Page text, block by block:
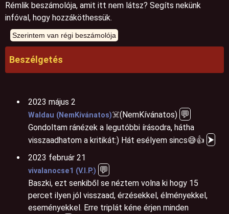
Rémlik beszámolója, amit itt nem látsz? Segíts nekünk
infóval, hogy hozzáköthessük.
Beszélgetés
2023 május 2
Waldau (NemKívánatos)☠️(NemKívánatos) 💬
Gondoltam ránézek a legutóbbi írásodra, hátha
visszaadhatom a kritikát:) Hát esélyem sincs😅👍 ⮞
2023 február 21
vivalanocse1 (V.I.P.) 💬
Baszki, ezt senkiből se néztem volna ki hogy 15
percet ilyen jól visszaad, érzésekkel, élményekkel,
eseményekkel. Erre triplát kéne érjen minden